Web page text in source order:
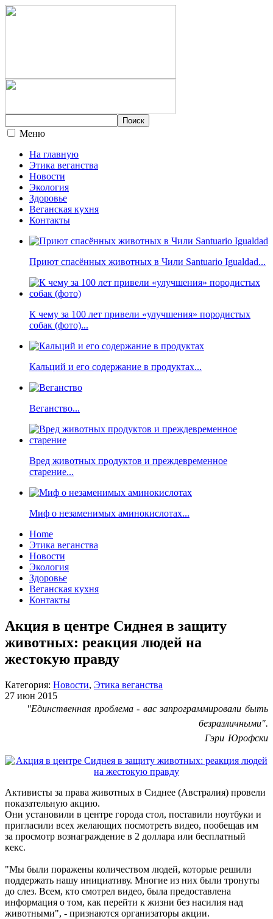
Меню
На главную
Этика веганства
Новости
Экология
Здоровье
Веганская кухня
Контакты
Приют спасённых животных в Чили Santuario Igualdad...
К чему за 100 лет привели «улучшения» породистых
собак (фото)...
Кальций и его содержание в продуктах...
Веганство...
Вред животных продуктов и преждевременное
старение...
Миф о незаменимых аминокислотах...
Home
Этика веганства
Новости
Экология
Здоровье
Веганская кухня
Контакты
Акция в центре Сиднея в защиту
животных: реакция людей на
жестокую правду
Категория: Новости, Этика веганства
27 июн 2015
"Единственная проблема - вас запрограммировали быть
безразличными".
Гэри Юрофски
Активисты за права животных в Сиднее (Австралия) провели
показательную акцию.
Они установили в центре города стол, поставили ноутбуки и
пригласили всех желающих посмотреть видео, пообещав им
за просмотр вознаграждение в 2 доллара или бесплатный
кекс.
"Мы были поражены количеством людей, которые решили
поддержать нашу инициативу. Многие из них были тронуты
до слез. Всем, кто смотрел видео, была предоставлена
информация о том, как перейти к жизни без насилия над
животными", - признаются организаторы акции.